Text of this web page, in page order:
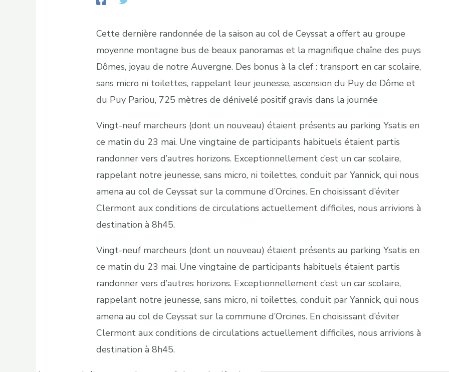
Cette dernière randonnée de la saison au col de Ceyssat a offert au groupe
moyenne montagne bus de beaux panoramas et la magnifique chaîne des puys
Dômes, joyau de notre Auvergne. Des bonus à la clef : transport en car scolaire,
sans micro ni toilettes, rappelant leur jeunesse, ascension du Puy de Dôme et
du Puy Pariou, 725 mètres de dénivelé positif gravis dans la journée
Vingt-neuf marcheurs (dont un nouveau) étaient présents au parking Ysatis en
ce matin du 23 mai. Une vingtaine de participants habituels étaient partis
randonner vers d’autres horizons. Exceptionnellement c’est un car scolaire,
rappelant notre jeunesse, sans micro, ni toilettes, conduit par Yannick, qui nous
amena au col de Ceyssat sur la commune d’Orcines. En choisissant d’éviter
Clermont aux conditions de circulations actuellement difficiles, nous arrivions à
destination à 8h45.
Vingt-neuf marcheurs (dont un nouveau) étaient présents au parking Ysatis en
ce matin du 23 mai. Une vingtaine de participants habituels étaient partis
randonner vers d’autres horizons. Exceptionnellement c’est un car scolaire,
rappelant notre jeunesse, sans micro, ni toilettes, conduit par Yannick, qui nous
amena au col de Ceyssat sur la commune d’Orcines. En choisissant d’éviter
Clermont aux conditions de circulations actuellement difficiles, nous arrivions à
destination à 8h45.